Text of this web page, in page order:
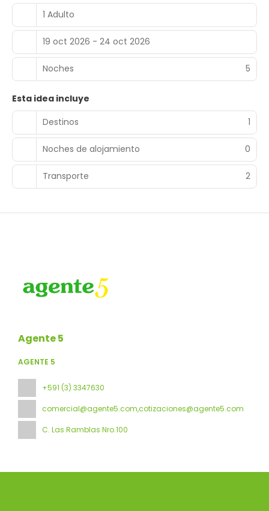
1 Adulto
19 oct 2026 - 24 oct 2026
Noches 5
Esta idea incluye
Destinos
1
Noches de alojamiento 0
Transporte 2
Agente 5
AGENTE 5
+591 (3) 3347630
comercial@agente5.com,cotizaciones@agente5.com
C. Las Ramblas Nro.100